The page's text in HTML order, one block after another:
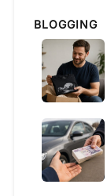
BLOGGING